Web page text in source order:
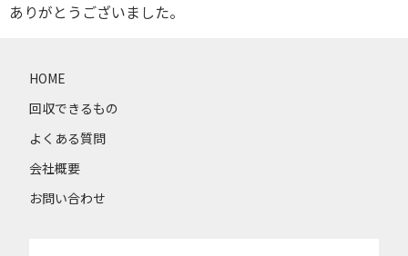
ありがとうございました。
HOME
回収できるもの
よくある質問
会社概要
お問い合わせ